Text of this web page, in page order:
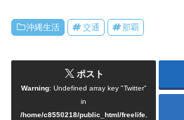
沖縄生活 交通 那覇
ポスト
Warning: Undefined array key "Twitter"
in
/home/c8550218/public_html/freelife.